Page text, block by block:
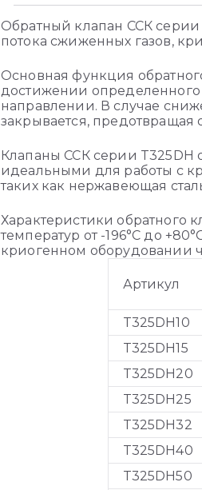
Обратный клапан ССК серии
потока cжиженных газов,
Основная функция
достижении определенного
направлении. В случае
закрывается, предотвращая
Клапаны ССК серии T325DH
идеальными для работы с
таких как нержавеющая
Характеристики обратного
температур от -196°C до
криогенном оборудовании
Артикул
T325DH10
T325DH15
T325DH20
T325DH25
T325DH32
T325DH40
T325DH50